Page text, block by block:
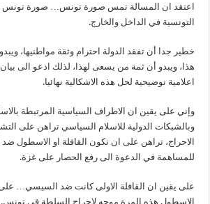
اعتقد ان المسالة تمس صورة تونس… صورة تونس
التونسية في الداخل والخارج.
خطير جدا أن تفقد الدولة احترام وثقة مواطنيها،
هذا، ويبدو أن ثمة من يسعى لهذا، لذلك ادعو الى
اعلامية توضيحية لحل هذه الاشكالية نهائيا.
وإني على يقين ان الاطراف السياسية المرتبطة
وبالشبكات الدولية للاسلام السياسي تراهن على
الاحراج، تراهن على ان تكون القافلة او الاسطول
للمساهمة في الدعوة الى رفع الحصار على غزة.
على يقين ان القافلة الاولى كانت ضد السيسي… على
الاسطول هذه المرة موجه لاحراج السلطة في تونس.